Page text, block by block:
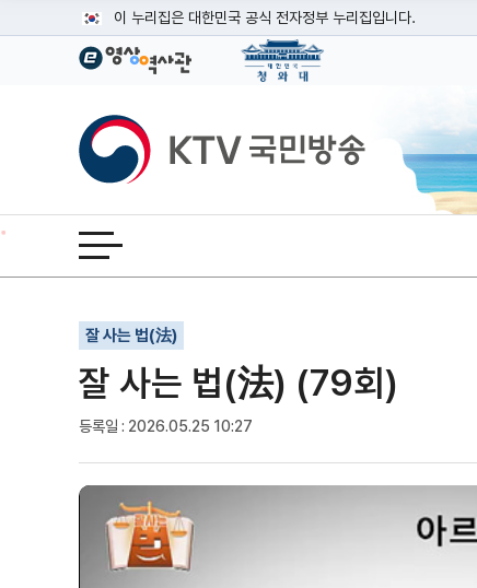
이 누리집은 대한민국 공식 전자정부 누리집입니다.
공식 누리집 주소 확인하기
이밖에 or.kr 또는 .kr등 다른 도메인 주소를 사용하고 있다면
운영중인 공식 누리집보기
KTV국민방송
전체메뉴 열기
잘 사는 법(法)
잘 사는 법(法) (79회)
등록일 : 2026.05.25 10:27
기사인쇄
글자확대
글자축소